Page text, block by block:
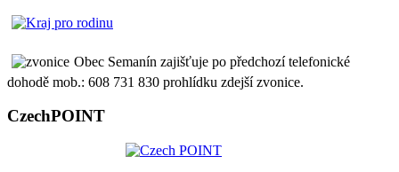
Obec Semanín zajišťuje po předchozí telefonické
dohodě mob.: 608 731 830 prohlídku zdejší zvonice.
CzechPOINT